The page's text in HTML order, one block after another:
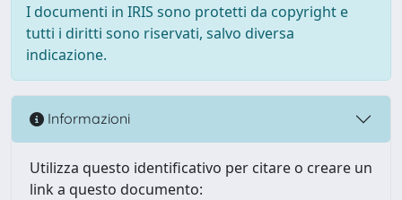
I documenti in IRIS sono protetti da copyright e
tutti i diritti sono riservati, salvo diversa
indicazione.
Informazioni
Utilizza questo identificativo per citare o creare un
link a questo documento: